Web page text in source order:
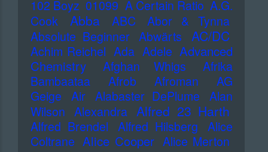
102 Boyz 01099 A Certain Ratio A.G.
Cook
Abba ABC
Abor & Tynna
Absolute Beginner Abwärts AC/DC
Achim Reichel Ada Adele Advanced
Chemistry
Afghan Whigs
Afrika
Bambaataa
Afrob Afroman
AG
Geige
Air Alabaster DePlume
Alan
Wilson Alexandra Alfred 23 Harth
Alfred Brendel Alfred Hilsberg
Alice
Coltrane Alice Cooper Alice Merton